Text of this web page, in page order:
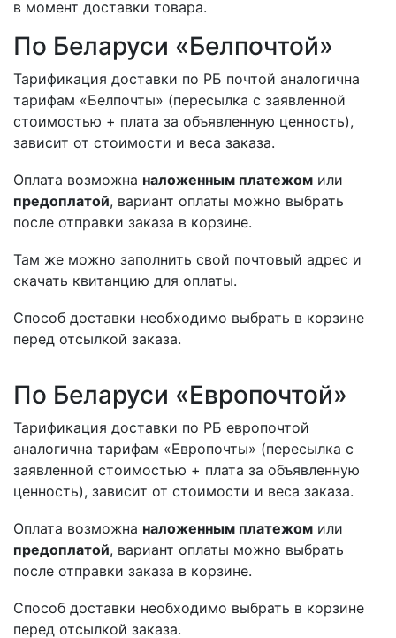
в момент доставки товара.
По Беларуси «Белпочтой»
Тарификация доставки по РБ почтой аналогична
тарифам «Белпочты» (пересылка с заявленной
стоимостью + плата за объявленную ценность),
зависит от стоимости и веса заказа.
Оплата возможна наложенным платежом или
предоплатой, вариант оплаты можно выбрать
после отправки заказа в корзине.
Там же можно заполнить свой почтовый адрес и
скачать квитанцию для оплаты.
Способ доставки необходимо выбрать в корзине
перед отсылкой заказа.
По Беларуси «Европочтой»
Тарификация доставки по РБ европочтой
аналогична тарифам «Европочты» (пересылка с
заявленной стоимостью + плата за объявленную
ценность), зависит от стоимости и веса заказа.
Оплата возможна наложенным платежом или
предоплатой, вариант оплаты можно выбрать
после отправки заказа в корзине.
Способ доставки необходимо выбрать в корзине
перед отсылкой заказа.